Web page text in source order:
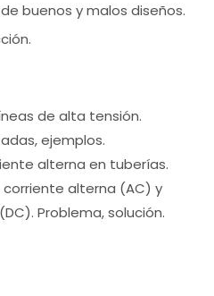
buenos y malos diseños.
de alta tensión.
ejemplos.
alterna en tuberías.
corriente alterna (AC) y
Problema, solución.